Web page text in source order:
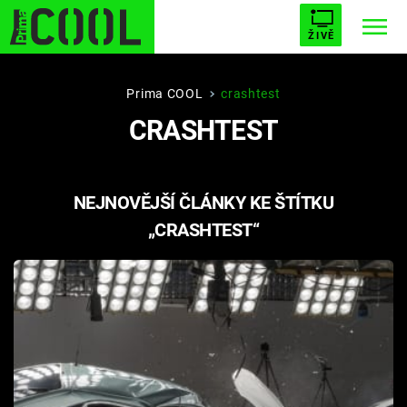
ŽIVĚ
STARHOUSE BUFFY, PŘEMOŽITELKA UPÍRŮ
PLNEJ KOTEL AVENGERS 5
Filmy
Hry
Prima COOL crashtest
CRASHTEST
NEJNOVĚJŠÍ ČLÁNKY KE ŠTÍTKU
„CRASHTEST“